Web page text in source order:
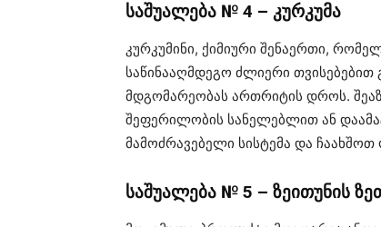
საშუალება № 4 – კურკუმა
კურკუმინი, ქიმიური შენაერთი,
საწინააღმდეგო ძლიერი თვისებებით
მდგომარეობას ართრიტის დროს.
შეფერილობის სანელებლით ან
მამოძრავებელი სისტემა და
საშუალება № 5 – ზეითუნის